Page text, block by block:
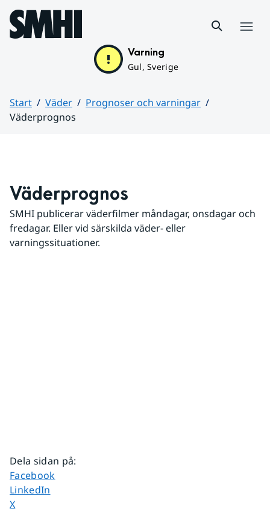
Hoppa till sidans innehåll
Varning
Gul, Sverige
Start Väder
Prognoser och varningar
Väderprognos
Väderprognos
SMHI publicerar väderfilmer måndagar, onsdagar och
fredagar. Eller vid särskilda väder- eller
varningssituationer.
Dela sidan på:
Dela sidan på
Facebook
Dela sidan på
LinkedIn
Dela sidan på
X